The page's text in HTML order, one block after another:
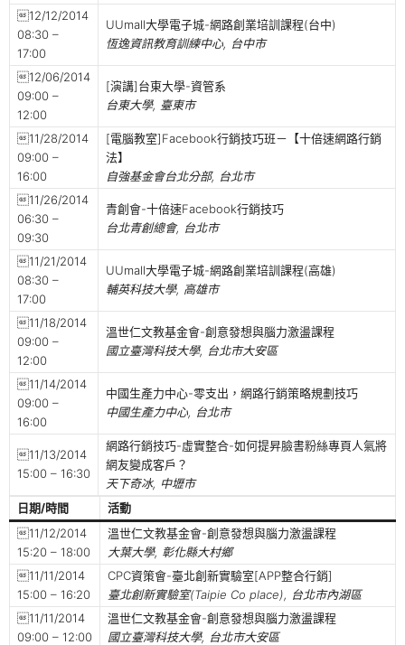
12/12/2014
08:30 –
17:00
UUmall大學電子城-網路創業培訓課程(台中)
恆逸資訊教育訓練中心, 台中市
12/06/2014
09:00 –
12:00
[演講]台東大學-資管系
台東大學, 臺東市
11/28/2014
09:00 –
16:00
[電腦教室]Facebook行銷技巧班－【十倍速網路行銷
法】
自強基金會台北分部, 台北市
11/26/2014
06:30 –
09:30
青創會-十倍速Facebook行銷技巧
台北青創總會, 台北市
11/21/2014
08:30 –
17:00
UUmall大學電子城-網路創業培訓課程(高雄)
輔英科技大學, 高雄市
11/18/2014
09:00 –
12:00
溫世仁文教基金會-創意發想與腦力激盪課程
國立臺灣科技大學, 台北市大安區
11/14/2014
09:00 –
16:00
中國生產力中心-零支出，網路行銷策略規劃技巧
中國生產力中心, 台北市
11/13/2014
15:00 – 16:30
網路行銷技巧-虛實整合-如何提昇臉書粉絲專頁人氣將
網友變成客戶？
天下奇冰, 中壢市
日期/時間
活動
11/12/2014
15:20 – 18:00
溫世仁文教基金會-創意發想與腦力激盪課程
大葉大學, 彰化縣大村鄉
11/11/2014
15:00 – 16:20
CPC資策會-臺北創新實驗室[APP整合行銷]
臺北創新實驗室(Taipie Co place), 台北市內湖區
11/11/2014
09:00 – 12:00
溫世仁文教基金會-創意發想與腦力激盪課程
國立臺灣科技大學, 台北市大安區